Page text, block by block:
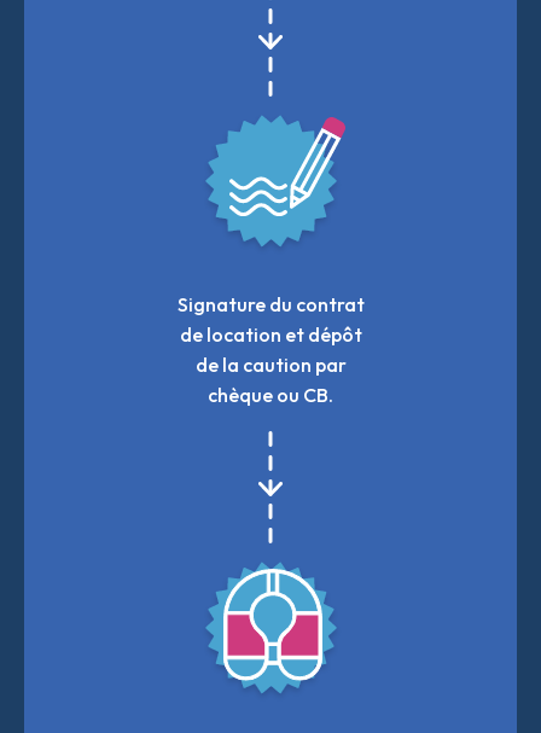
Signature du contrat
de location et dépôt
de la caution par
chèque ou CB.